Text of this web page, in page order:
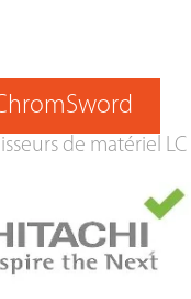
de matériel LC